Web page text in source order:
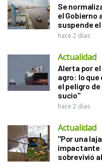
Se
el Gobierno
suspende
hace 2 días
Actualidad
Alerta por
agro: lo
el peligro
sucio"
hace 2 días
Actualidad
"Por una
impactante
sobrevivió